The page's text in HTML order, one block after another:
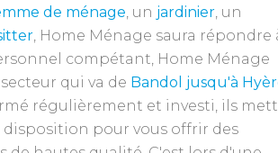
de ménage, un jardinier, un
, Home Ménage saura répondre
compétant, Home Ménage
qui va de Bandol jusqu'à
régulièrement et investi, ils
disposition pour vous offrir des